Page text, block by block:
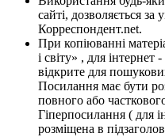
сайті, дозволяється
Корреспондент.net.
При копіюванні
і світу» , для
відкрите для
Посилання має бути
повного або
Гіперпосилання ( для
розміщена в